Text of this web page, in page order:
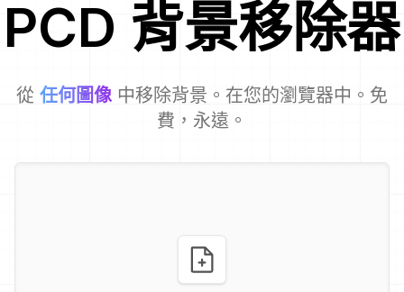
PCD 背景移除器
從 任何圖像 中移除背景。在您的瀏覽器中。免
費，永遠。